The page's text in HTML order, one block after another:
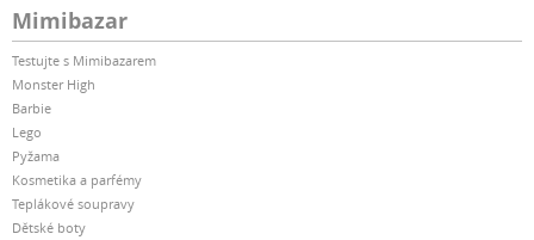
Mimibazar
Testujte s Mimibazarem
Monster High
Barbie
Lego
Pyžama
Kosmetika a parfémy
Teplákové soupravy
Dětské boty